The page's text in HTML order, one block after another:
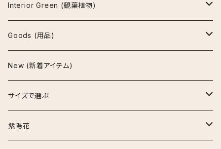
Interior Green (観葉植物)
アグラオネマ
ビューティー
マリア
アスプレニウム
パーバティ
アロカシア
ナイロビナイツ
アンスリウム
Goods (用品)
鉢
陶器鉢
セメント鉢
インテリア雑貨
お手入れ用品
New (新着アイテム)
サイズで選ぶ
~30cm
紫陽花